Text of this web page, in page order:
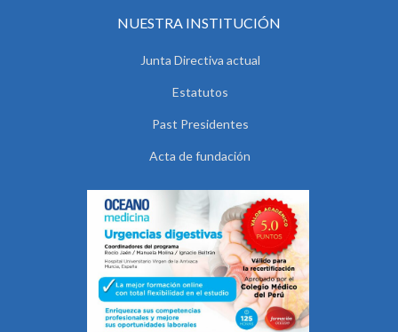
NUESTRA INSTITUCIÓN
Junta Directiva actual
Estatutos
Past Presidentes
Acta de fundación